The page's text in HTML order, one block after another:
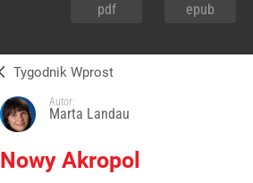
pdf epub
Tygodnik Wprost
Autor:
Marta Landau
Nowy Akropol